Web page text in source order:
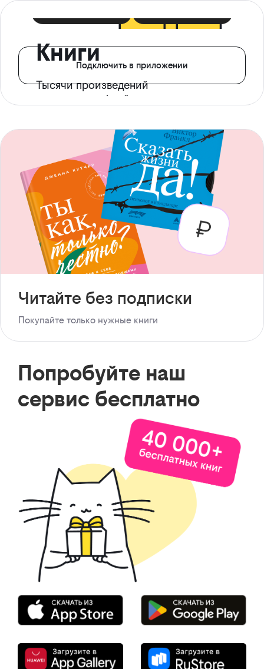
Книги
Тысячи произведений
с доступом офлайн
Подключить в приложении
Читайте без подписки
Покупайте только нужные книги
Попробуйте наш
сервис бесплатно